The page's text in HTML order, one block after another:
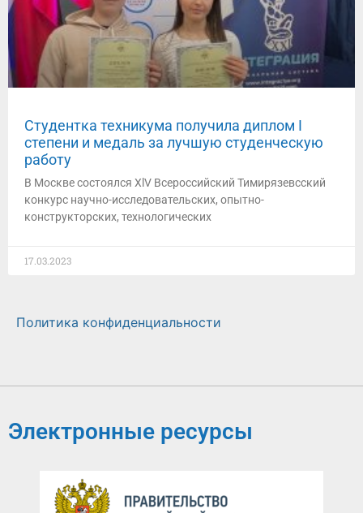
Студентка техникума получила диплом I
степени и медаль за лучшую студенческую
работу
В Москве состоялся XlV Всероссийский Тимирязевсский
конкурс научно-исследовательских, опытно-
конструкторских, технологических
17.03.2023
Политика конфиденциальности
Электронные ресурсы